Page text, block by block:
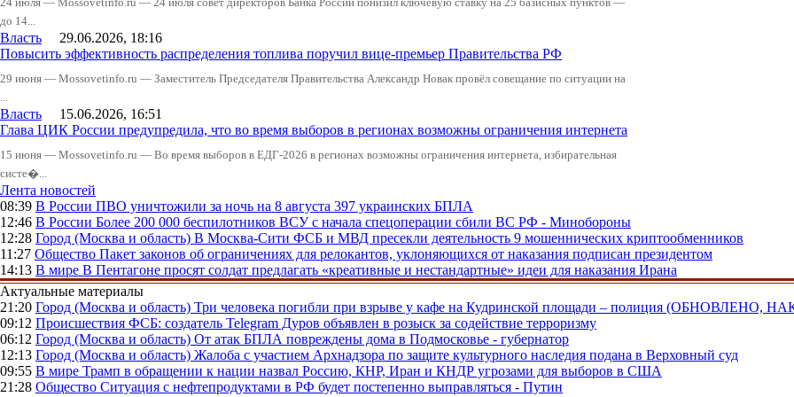
до 14...
Власть 29.06.2026, 18:16
Повысить эффективность распределения топлива поручил вице-премьер Правительства РФ
29 июня — Mossovetinfo.ru — Заместитель Председателя Правительства Александр Новак провёл совещание по ситуации на
...
Власть 15.06.2026, 16:51
Глава ЦИК России предупредила, что во время выборов в регионах возможны ограничения интернета
15 июня — Mossovetinfo.ru — Во время выборов в ЕДГ-2026 в регионах возможны ограничения интернета, избирательная
систе�...
Лента новостей
08:39 В России ПВО уничтожили за ночь на 8 августа 397 украинских БПЛА
12:46 В России Более 200 000 беспилотников ВСУ с начала спецоперации сбили ВС РФ - Минобороны
12:28 Город (Москва и область) В Москва-Сити ФСБ и МВД пресекли деятельность 9 мошеннических криптообменников
11:27 Общество Пакет законов об ограничениях для релокантов, уклоняющихся от наказания подписан президентом
14:13 В мире В Пентагоне просят солдат предлагать «креативные и нестандартные» идеи для наказания Ирана
Актуальные материалы
21:20 Город (Москва и область) Три человека погибли при взрыве у кафе на Кудринской площади – полиция (ОБНОВЛЕНО,
09:12 Происшествия ФСБ: создатель Telegram Дуров объявлен в розыск за содействие терроризму
06:12 Город (Москва и область) От атак БПЛА повреждены дома в Подмосковье - губернатор
12:13 Город (Москва и область) Жалоба с участием Архнадзора по защите культурного наследия подана в Верховный суд
09:55 В мире Трамп в обращении к нации назвал Россию, КНР, Иран и КНДР угрозами для выборов в США
21:28 Общество Ситуация с нефтепродуктами в РФ будет постепенно выправляться - Путин